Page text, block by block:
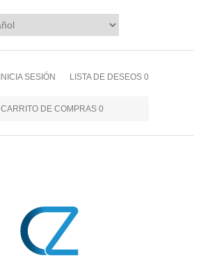
INICIA SESIÓN LISTA DE DESEOS 0
CARRITO DE COMPRAS 0